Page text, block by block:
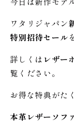
ワタリジャパン
特別招待セール
詳しくは レザー
覧ください。
お得な特典がた
本革レザーソフ